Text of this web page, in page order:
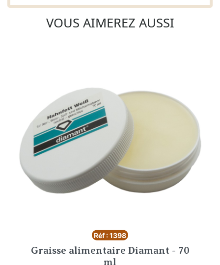
VOUS AIMEREZ AUSSI
Réf : 1398
Graisse alimentaire Diamant - 70
ml